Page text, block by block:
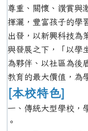
尊重、關懷、讚賞與
揮灑，豐富孩子的學
出發，以新興科技為
與發展之下，「以學
為夥伴、以社區為後
教育的最大價值，為
[本校特色]
一、傳統大型學校，
。